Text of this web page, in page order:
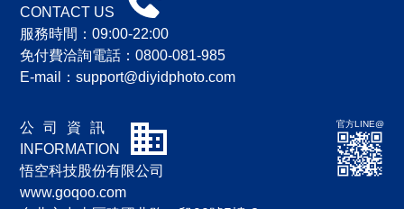
CONTACT US
服務時間：09:00-22:00
免付費洽詢電話：0800-081-985
E-mail：support@diyidphoto.com
公 司 資 訊
INFORMATION
悟空科技股份有限公司
www.goqoo.com
官方LINE@